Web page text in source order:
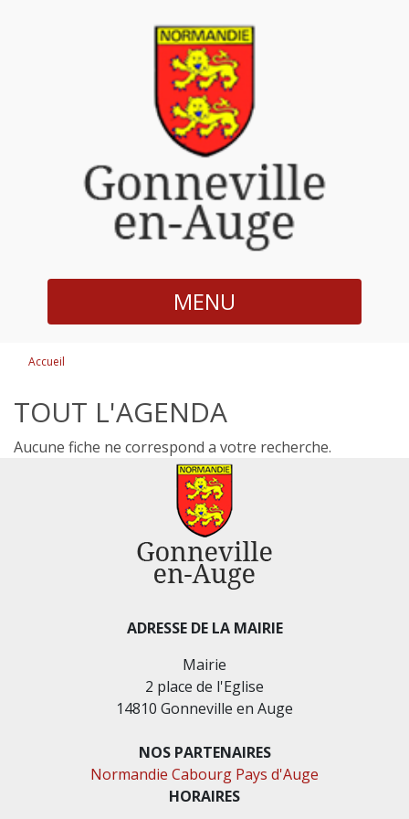
MENU
Accueil
TOUT L'AGENDA
Aucune fiche ne correspond a votre recherche.
ADRESSE DE LA MAIRIE
Mairie
2 place de l'Eglise
14810 Gonneville en Auge
NOS PARTENAIRES
Normandie Cabourg Pays d'Auge
HORAIRES